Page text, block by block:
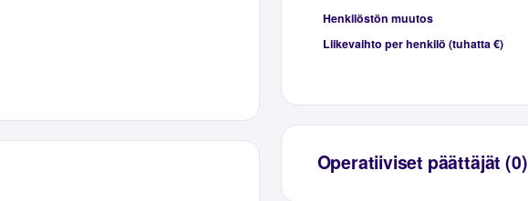
Henkilöstön muutos
Liikevaihto per henkilö (tuhatta €)
Operatiiviset päättäjät (0)